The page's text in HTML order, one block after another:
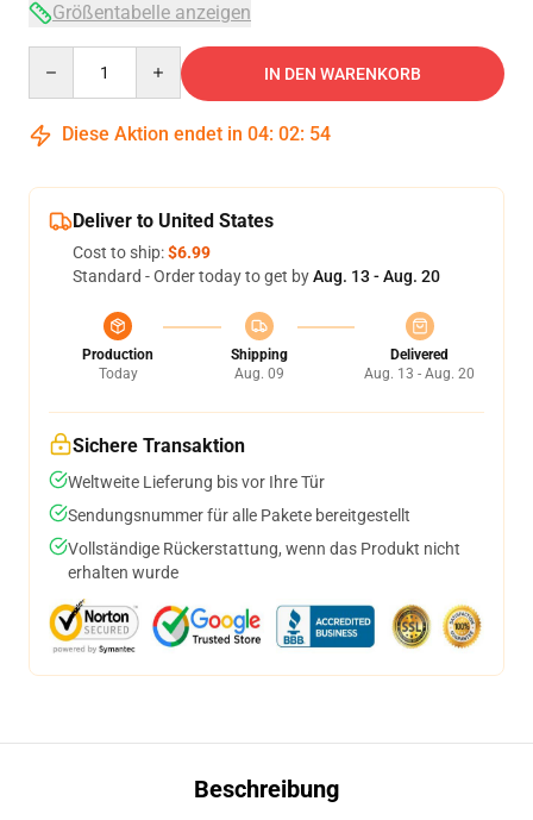
Größentabelle anzeigen
IN DEN WARENKORB
Diese Aktion endet in 04: 02: 54
Deliver to United States
Cost to ship:$6.99
Standard - Order today to get byAug. 13 - Aug. 20
Production
Today
Shipping
Aug. 09
Delivered
Aug. 13 - Aug. 20
Sichere Transaktion
Weltweite Lieferung bis vor Ihre Tür
Sendungsnummer für alle Pakete bereitgestellt
Vollständige Rückerstattung, wenn das Produkt nicht
erhalten wurde
Beschreibung